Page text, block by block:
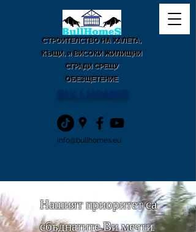
СТРОИТЕЛСТВО НА ХАЛЕТА,
КЪЩИ, и ВИСОКИ ЖИЛИЩНИ
СГРАДИ СРЕЩУ
ОБЕЗЩЕТЕНИЕ
BULLHOMES
info@bullhomes.eu
Нашият приоритет са
сбъднатите Ви мечти.